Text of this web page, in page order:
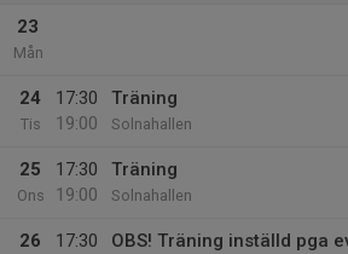
23
Mån
24
Tis
17:30
19:00
Träning
Solnahallen
25
Ons
17:30
19:00
Träning
Solnahallen
26
17:30
OBS! Träning inställd pga